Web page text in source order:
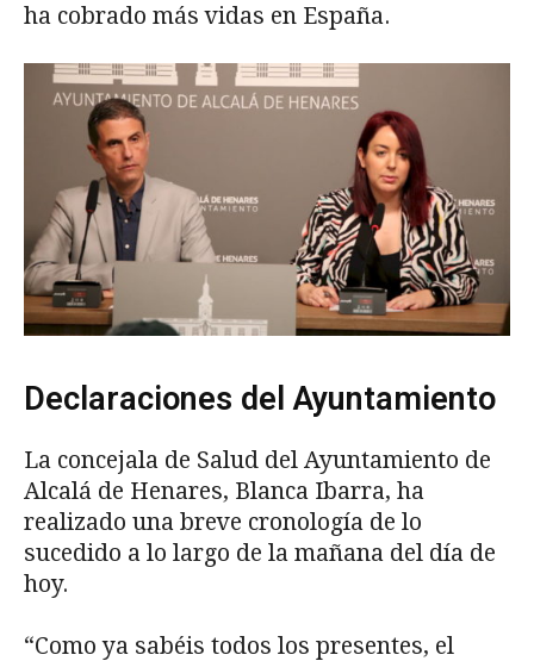
ha cobrado más vidas en España.
Declaraciones del Ayuntamiento
La concejala de Salud del Ayuntamiento de
Alcalá de Henares, Blanca Ibarra, ha
realizado una breve cronología de lo
sucedido a lo largo de la mañana del día de
hoy.
“Como ya sabéis todos los presentes, el